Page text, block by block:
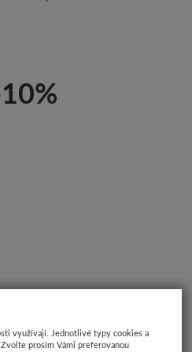
využívají. Jednotlivé typy cookies a
prosím Vámi preferovanou